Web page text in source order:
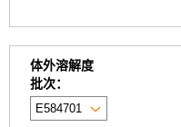
体外溶解度
批次：